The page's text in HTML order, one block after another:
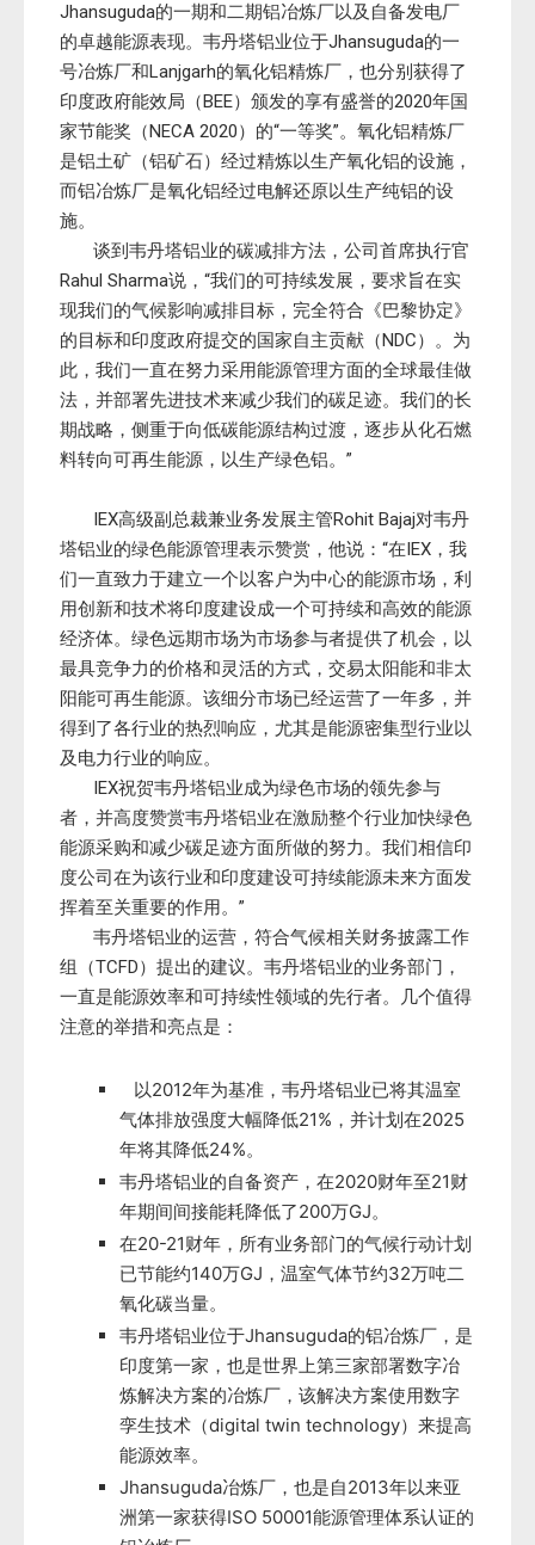
Jhansuguda的一期和二期铝冶炼厂以及自备发电厂
的卓越能源表现。韦丹塔铝业位于Jhansuguda的一
号冶炼厂和Lanjgarh的氧化铝精炼厂，也分别获得了
印度政府能效局（BEE）颁发的享有盛誉的2020年国
家节能奖（NECA 2020）的“一等奖”。氧化铝精炼厂
是铝土矿（铝矿石）经过精炼以生产氧化铝的设施，
而铝冶炼厂是氧化铝经过电解还原以生产纯铝的设
施。
谈到韦丹塔铝业的碳减排方法，公司首席执行官
Rahul Sharma说，“我们的可持续发展，要求旨在实
现我们的气候影响减排目标，完全符合《巴黎协定》
的目标和印度政府提交的国家自主贡献（NDC）。为
此，我们一直在努力采用能源管理方面的全球最佳做
法，并部署先进技术来减少我们的碳足迹。我们的长
期战略，侧重于向低碳能源结构过渡，逐步从化石燃
料转向可再生能源，以生产绿色铝。”
IEX高级副总裁兼业务发展主管Rohit Bajaj对韦丹
塔铝业的绿色能源管理表示赞赏，他说：“在IEX，我
们一直致力于建立一个以客户为中心的能源市场，利
用创新和技术将印度建设成一个可持续和高效的能源
经济体。绿色远期市场为市场参与者提供了机会，以
最具竞争力的价格和灵活的方式，交易太阳能和非太
阳能可再生能源。该细分市场已经运营了一年多，并
得到了各行业的热烈响应，尤其是能源密集型行业以
及电力行业的响应。
IEX祝贺韦丹塔铝业成为绿色市场的领先参与
者，并高度赞赏韦丹塔铝业在激励整个行业加快绿色
能源采购和减少碳足迹方面所做的努力。我们相信印
度公司在为该行业和印度建设可持续能源未来方面发
挥着至关重要的作用。”
韦丹塔铝业的运营，符合气候相关财务披露工作
组（TCFD）提出的建议。韦丹塔铝业的业务部门，
一直是能源效率和可持续性领域的先行者。几个值得
注意的举措和亮点是：
以2012年为基准，韦丹塔铝业已将其温室
气体排放强度大幅降低21%，并计划在2025
年将其降低24%。
韦丹塔铝业的自备资产，在2020财年至21财
年期间间接能耗降低了200万GJ。
在20-21财年，所有业务部门的气候行动计划
已节能约140万GJ，温室气体节约32万吨二
氧化碳当量。
韦丹塔铝业位于Jhansuguda的铝冶炼厂，是
印度第一家，也是世界上第三家部署数字冶
炼解决方案的冶炼厂，该解决方案使用数字
孪生技术（digital twin technology）来提高
能源效率。
Jhansuguda冶炼厂，也是自2013年以来亚
洲第一家获得ISO 50001能源管理体系认证的